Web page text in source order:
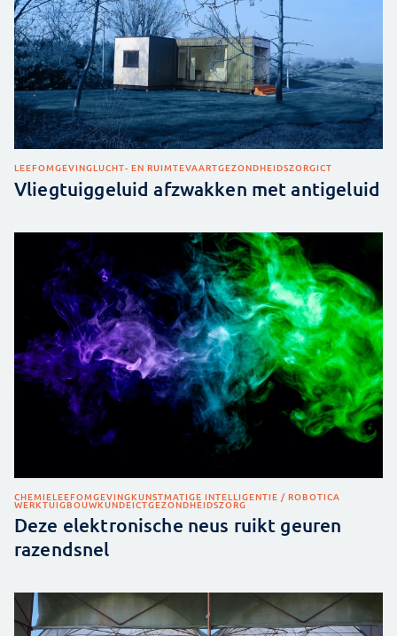
LEEFOMGEVINGLUCHT- EN RUIMTEVAARTGEZONDHEIDSZORGICT
Vliegtuiggeluid afzwakken met antigeluid
CHEMIELEEFOMGEVINGKUNSTMATIGE INTELLIGENTIE / ROBOTICA
WERKTUIGBOUWKUNDEICTGEZONDHEIDSZORG
Deze elektronische neus ruikt geuren
razendsnel